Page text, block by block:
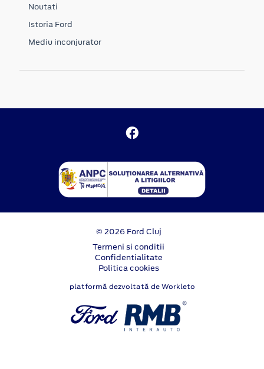
Noutati
Istoria Ford
Mediu inconjurator
© 2026 Ford Cluj
Termeni si conditii
Confidentialitate
Politica cookies
platformă dezvoltată de Workleto